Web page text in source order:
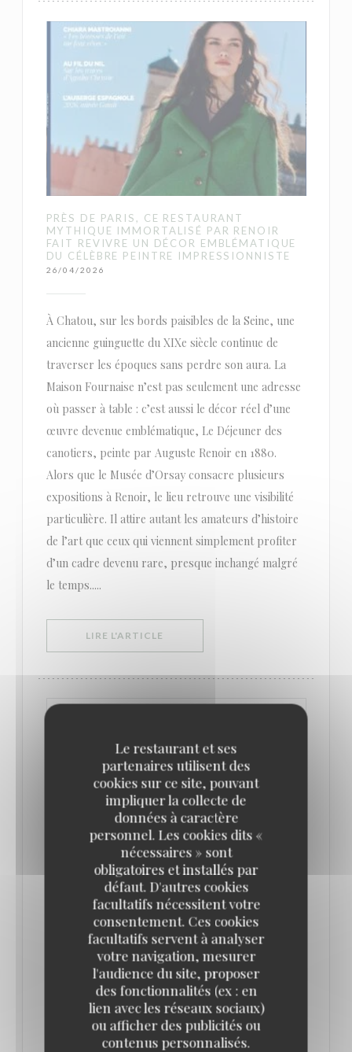
Le restaurant et ses
partenaires utilisent des
cookies sur ce site, pouvant
impliquer la collecte de
données à caractère
personnel. Les cookies dits «
nécessaires » sont
obligatoires et installés par
défaut. D'autres cookies
facultatifs nécessitent votre
consentement. Ces cookies
facultatifs servent à analyser
votre navigation, mesurer
l'audience du site, proposer
des fonctionnalités (ex : en
lien avec les réseaux sociaux)
ou afficher des publicités ou
contenus personnalisés.
PRÈS DE PARIS, CE RESTAURANT
MYTHIQUE IMMORTALISÉ PAR RENOIR
FAIT REVIVRE UN DÉCOR EMBLÉMATIQUE
DU CÉLÈBRE PEINTRE IMPRESSIONNISTE
26/04/2026
À Chatou, sur les bords paisibles de la Seine, une
ancienne guinguette du XIXe siècle continue de
traverser les époques sans perdre son aura. La
Maison Fournaise n’est pas seulement une adresse
où passer à table : c’est aussi le décor réel d’une
œuvre devenue emblématique, Le Déjeuner des
canotiers, peinte par Auguste Renoir en 1880.
Alors que le Musée d’Orsay consacre plusieurs
expositions à Renoir, le lieu retrouve une visibilité
particulière. Il attire autant les amateurs d’histoire
de l’art que ceux qui viennent simplement profiter
d’un cadre devenu rare, presque inchangé malgré
le temps.....
LIRE L'ARTICLE
DÉJEUNER DES CANOTIERS À LA MAISON
FOURNAISE DE CHATOU, UN MENU
INSPIRÉ DU TABLEAU D'AUGUSTE RENOIR
24/04/2026
À l'occasion de l'exposition "Renoir et l'amour. La
modernité heureuse (1865-1885)" qui se tient au
Musée d'Orsay jusqu'au 19 juillet 2026, la Maison